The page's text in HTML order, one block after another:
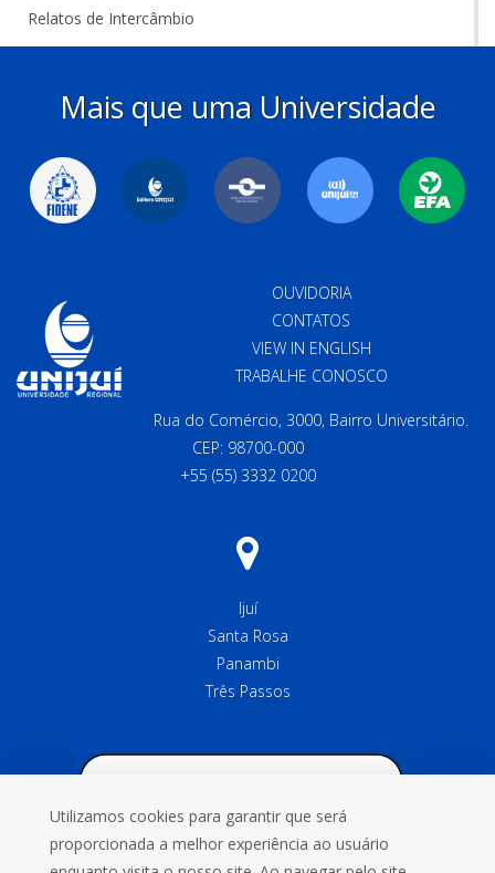
Relatos de Intercâmbio
Mais que uma Universidade
OUVIDORIA
CONTATOS
VIEW IN ENGLISH
TRABALHE CONOSCO
Rua do Comércio, 3000, Bairro Universitário.
CEP: 98700-000
+55 (55) 3332 0200
Ijuí
Santa Rosa
Panambi
Três Passos
Utilizamos cookies para garantir que será
proporcionada a melhor experiência ao usuário